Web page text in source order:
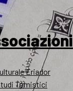
Eriador
Tomistici